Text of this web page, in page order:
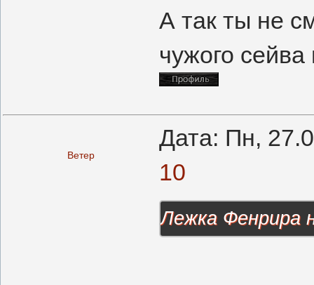
А так ты не
чужого
Ветер
Дата: Пн,
10
Лежка Фенрира